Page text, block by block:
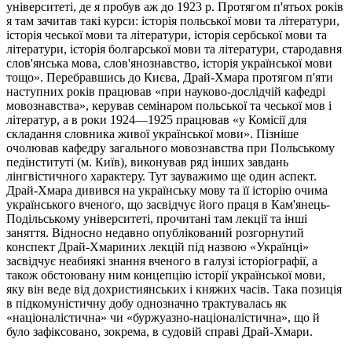
університеті, де я пробув аж до 1923 р. Протягом п'ятьох років
я там зачитав такі курси: історія польської мови та літератури,
історія чеської мови та літератури, історія сербської мови та
літератури, історія болгарської мови та літератури, стародавня
слов'янська мова, слов'янознавство, історія української мови
тощо». Перебравшись до Києва, Драй-Хмара протягом п'яти
наступних років працював «при науково-дослідчій кафедрі
мовознавства», керував семінаром польської та чеської мов і
літератур, а в роки 1924—1925 працював «у Комісії для
складання словника живої української мови». Пізніше
очолював кафедру загального мовознавства при Польському
педінституті (м. Київ), виконував ряд інших завдань
лінгвістичного характеру. Тут зауважимо ще один аспект.
Драй-Хмара дивився на українську мову та її історію очима
українського вченого, що засвідчує його праця в Кам'янець-
Подільському університеті, прочитані там лекції та інші
заняття. Відносно недавно опублікований розгорнутий
конспект Драй-Хмариних лекцій під назвою «Українці»
засвідчує неабиякі знання вченого в галузі історіографії, а
також обстоювану ним концепцію історії української мови,
яку він веде від дохристиянських і княжих часів. Така позиція
в підкомуністичну добу однозначно трактувалась як
«націоналістична» чи «буржуазно-націоналістична», що й
було зафіксовано, зокрема, в судовій справі Драй-Хмари.